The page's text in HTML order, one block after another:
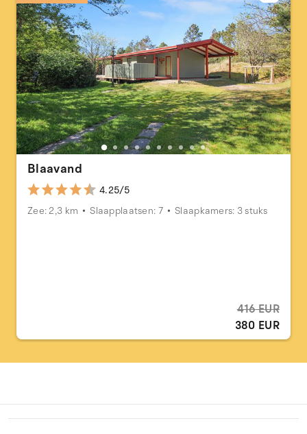
Blaavand
4.25/5
Zee: 2,3 km
Slaapplaatsen: 7 Slaapkamers: 3 stuks
416 EUR
380 EUR